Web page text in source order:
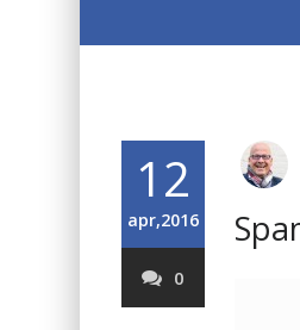
12
apr,2016
0